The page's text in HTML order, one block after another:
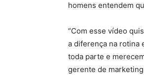
homens entendem
“Com esse vídeo
a diferença na rotina
toda parte e
gerente de